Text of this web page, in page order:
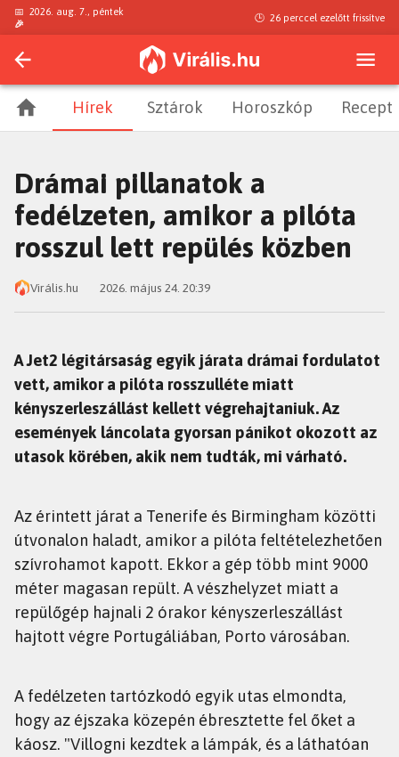
📅 2026. aug. 7., péntek
🎉
🕒 26 perccel ezelőtt frissítve
Hírek Sztárok Horoszkóp Recept
Drámai pillanatok a
fedélzeten, amikor a pilóta
rosszul lett repülés közben
Virális.hu 2026. május 24. 20:39
A Jet2 légitársaság egyik járata drámai fordulatot
vett, amikor a pilóta rosszulléte miatt
kényszerleszállást kellett végrehajtaniuk. Az
események láncolata gyorsan pánikot okozott az
utasok körében, akik nem tudták, mi várható.
Az érintett járat a Tenerife és Birmingham közötti
útvonalon haladt, amikor a pilóta feltételezhetően
szívrohamot kapott. Ekkor a gép több mint 9000
méter magasan repült. A vészhelyzet miatt a
repülőgép hajnali 2 órakor kényszerleszállást
hajtott végre Portugáliában, Porto városában.
A fedélzeten tartózkodó egyik utas elmondta,
hogy az éjszaka közepén ébresztette fel őket a
káosz. "Villogni kezdtek a lámpák, és a láthatóan